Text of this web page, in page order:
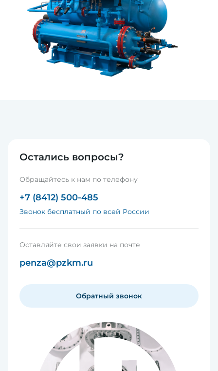
Остались вопросы?
Обращайтесь к нам по телефону
+7 (8412) 500-485
Звонок бесплатный по всей России
Оставляйте свои заявки на почте
penza@pzkm.ru
Обратный звонок